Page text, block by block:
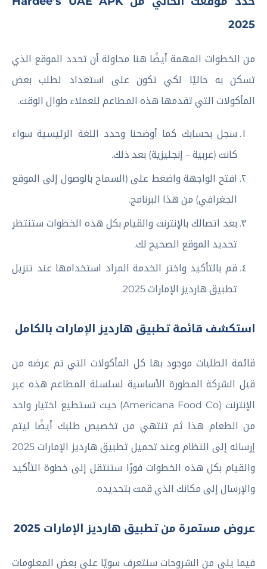
2025
من الخطوات المهمة أيضًا هنا محاولة أن تحدد الموقع الذي
تسكن به حاليًا لكي تكون على استعداد لطلب بعض
المأكولات التي تقدمها هذه المطاعم للعملاء طوال الوقت.
سجل بحسابك كما أوضحنا وحدد اللغة الرئيسية سواء
كانت (عربية – إنجليزية) بعد ذلك.
افتح الواجهة واضغط على (السماح بالوصول إلى الموقع
الجغرافي) من هذا البرنامج.
بعد اتصالك بالإنترنت والقيام بكل هذه الخطوات ستنتظر
تحديد الموقع الصحيح لك.
قم بالتأكيد واختر الخدمة المراد استخدامها عند تنزيل
تطبيق هارديز الإمارات 2025.
استكشف قائمة تطبيق هارديز الإمارات بالكامل
قائمة الطلبات موجود بها كل المأكولات التي تم عرضه من
قبل الشركة المطورة الأساسية لسلسلة المطاعم هذه عبر
الإنترنت (Americana Food Co‏) حيث تستطيع اختيار واحد
من الطعام هذا ثم تنتهي من تخصيص طلبك أيضًا ليتم
إرساله إلى النظام وعند تحميل تطبيق هارديز الإمارات 2025
والقيام بكل هذه الخطوات فورًا ستنتقل إلى خطوة التأكيد
والإرسال إلى مكانك الذي قمت بتحديده.
عروض مستمرة من تطبيق هارديز الإمارات 2025
فيما يلي من الشروحات سنتعرف سويًا على بعض المعلومات